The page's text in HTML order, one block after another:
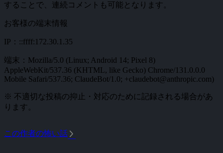
することで、連続コメントも可能となります。
お客様の端末情報
IP：::ffff:172.30.1.35
端末：Mozilla/5.0 (Linux; Android 14; Pixel 8)
AppleWebKit/537.36 (KHTML, like Gecko) Chrome/131.0.0.0
Mobile Safari/537.36; ClaudeBot/1.0; +claudebot@anthropic.com)
※ 不適切な投稿の抑止・対応のために記録される場合があ
ります。
この作者の怖い話 arrow_forward_ios